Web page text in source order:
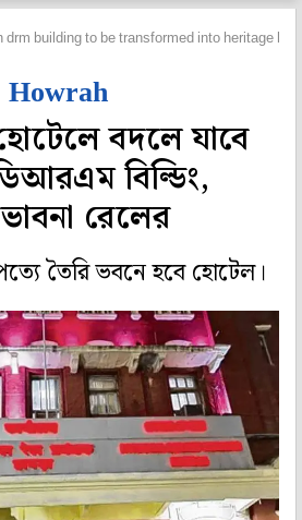
drm building to be transformed into heritage
Howrah
বদলে যাবে
বিল্ডিং,
রেলের
তৈরি ভবনে হবে হোটেল।